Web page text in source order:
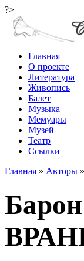
?>
Главная
О проекте
Литература
Живопись
Балет
Музыка
Мемуары
Музей
Театр
Ссылки
Главная » Авторы »